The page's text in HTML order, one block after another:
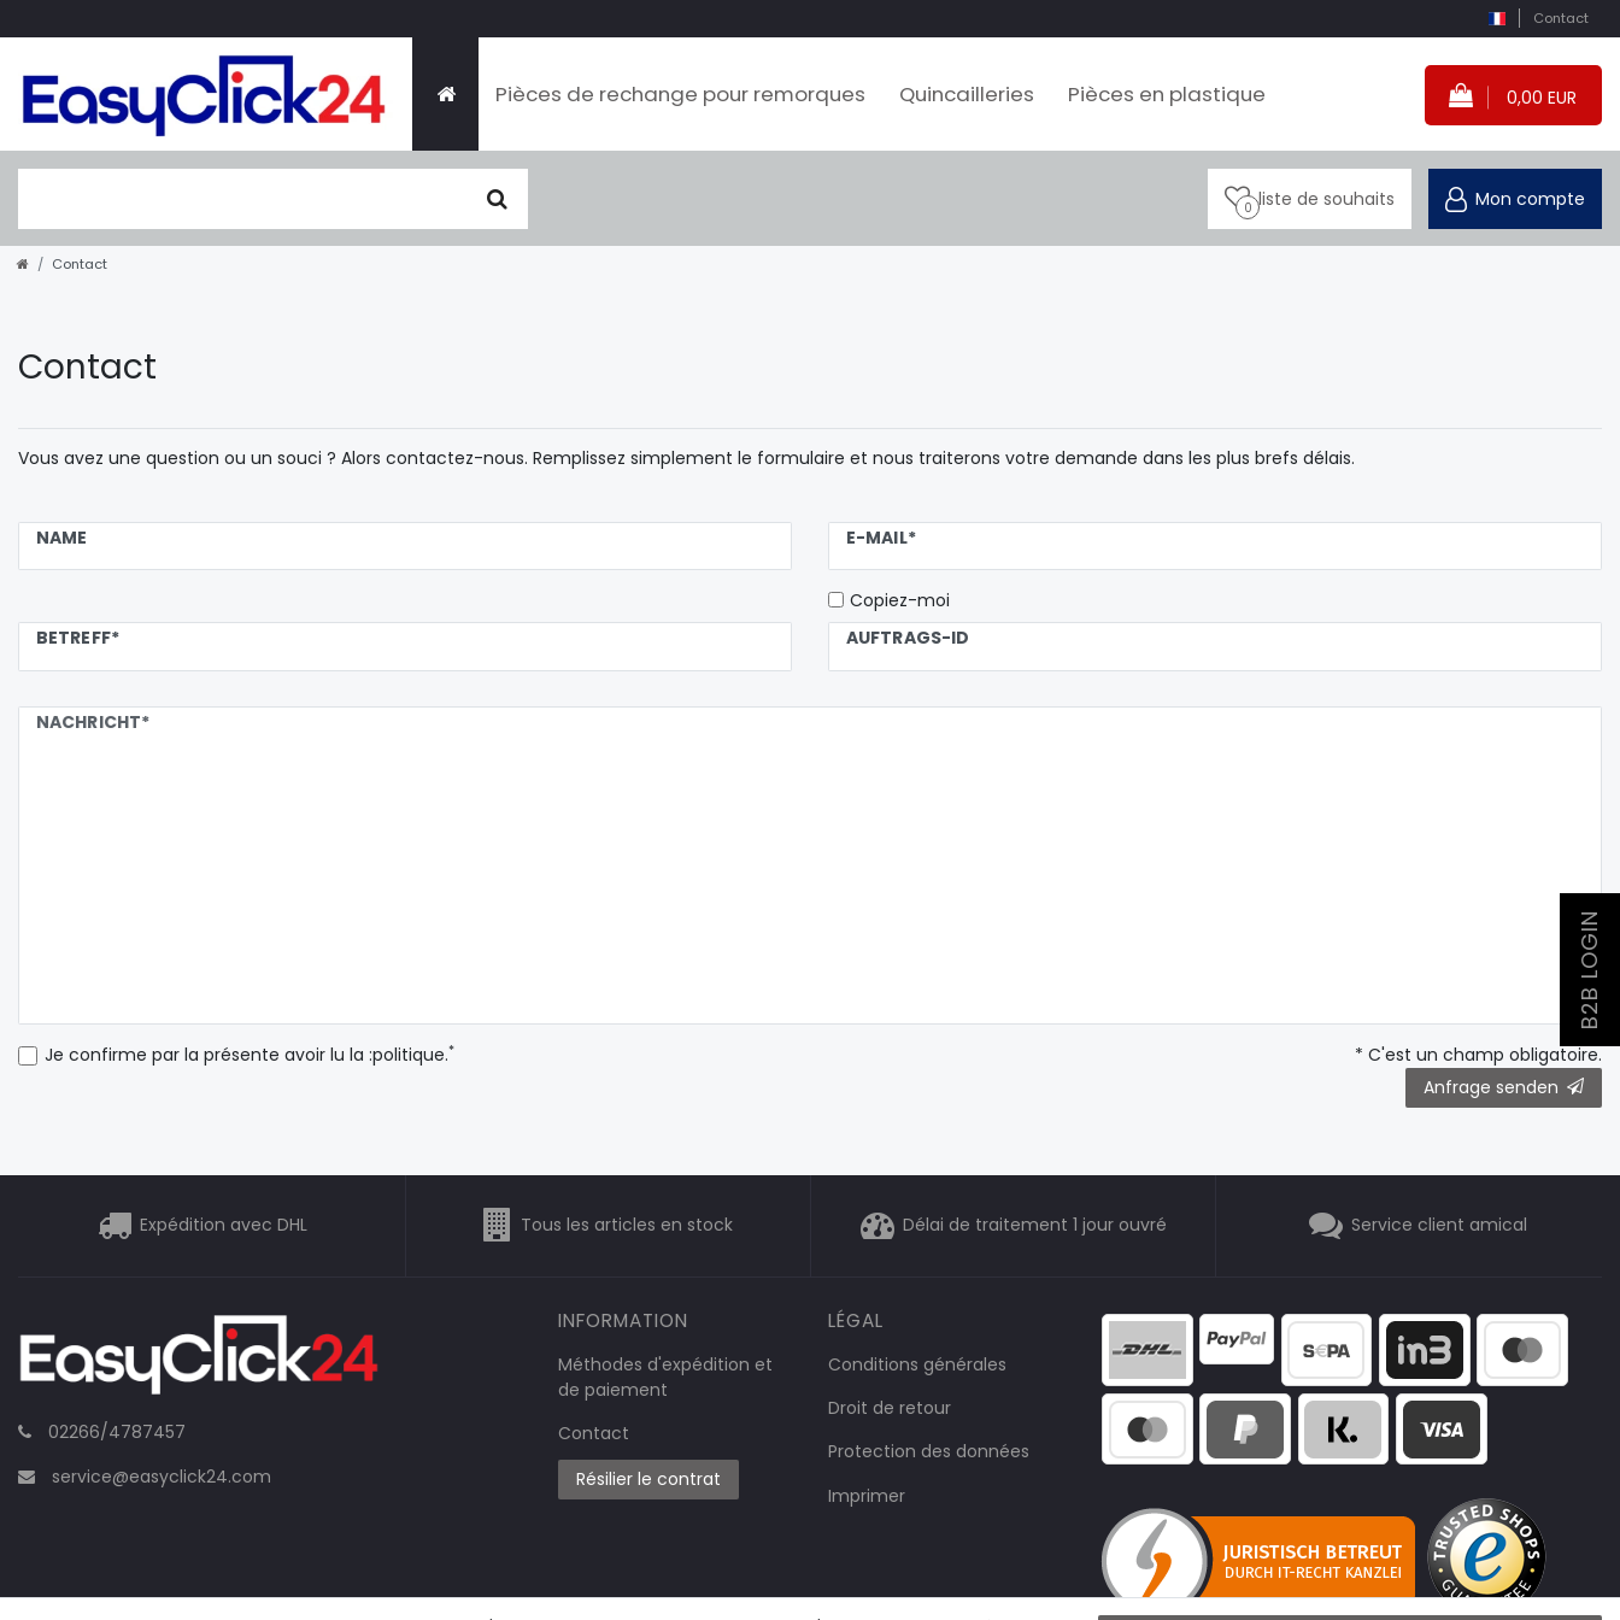
Contact
Pièces de rechange pour remorques Quincailleries Pièces en plastique 0,00 EUR
0 liste de souhaits Mon compte
Contact
Contact
Vous avez une question ou un souci ? Alors contactez-nous. Remplissez simplement le formulaire et nous traiterons votre demande dans les plus brefs délais.
NAME E-MAIL*
Copiez-moi
BETREFF*
AUFTRAGS-ID
NACHRICHT*
Je confirme par la présente avoir lu la :politique.* * C'est un champ obligatoire.
Ceres::Template.mailFormHoneypotLabel
Anfrage senden
Expédition avec DHL Tous les articles en stock Délai de traitement 1 jour ouvré Service client amical
02266/4787457
service@easyclick24.com
INFORMATION
Méthodes d'expédition et
de paiement
Contact
Résilier le contrat
LÉGAL
Conditions générales
Droit de retour
Protection des données
Imprimer
B2B LOGIN